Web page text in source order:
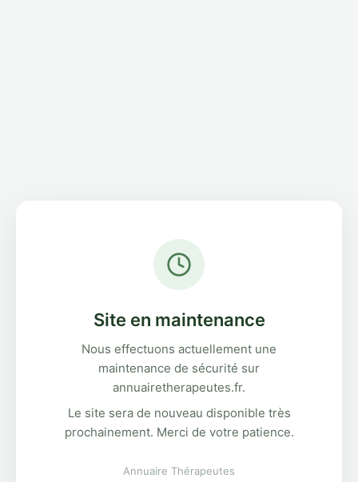
Site en maintenance
Nous effectuons actuellement une
maintenance de sécurité sur
annuairetherapeutes.fr.
Le site sera de nouveau disponible très
prochainement. Merci de votre patience.
Annuaire Thérapeutes